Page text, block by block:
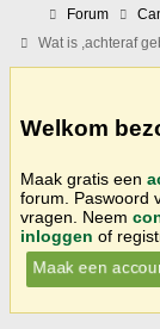
Forum
Wat is ,achteraf
Welkom
Maak gratis een
forum. Paswoord
vragen. Neem
inloggen of
Maak een